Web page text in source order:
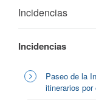
Incidencias
Incidencias
Paseo de la
itinerarios por